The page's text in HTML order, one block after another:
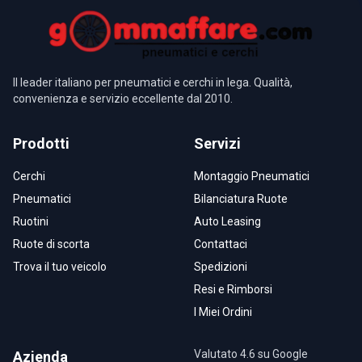
Il leader italiano per pneumatici e cerchi in lega. Qualità,
convenienza e servizio eccellente dal 2010.
Prodotti
Cerchi
Pneumatici
Ruotini
Ruote di scorta
Trova il tuo veicolo
Servizi
Montaggio Pneumatici
Bilanciatura Ruote
Auto Leasing
Contattaci
Spedizioni
Resi e Rimborsi
I Miei Ordini
Azienda Valutato 4.6 su Google